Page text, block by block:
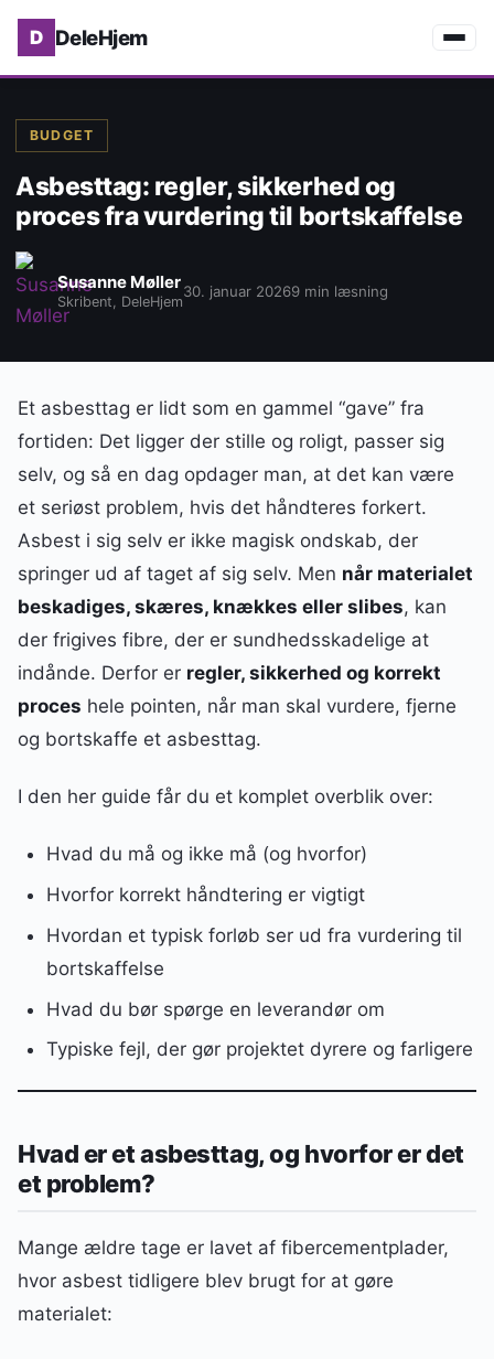
DeleHjem
BUDGET
Asbesttag: regler, sikkerhed og
proces fra vurdering til bortskaffelse
Susanne Møller
Skribent, DeleHjem
30. januar 20269 min læsning
Et asbesttag er lidt som en gammel “gave” fra
fortiden: Det ligger der stille og roligt, passer sig
selv, og så en dag opdager man, at det kan være
et seriøst problem, hvis det håndteres forkert.
Asbest i sig selv er ikke magisk ondskab, der
springer ud af taget af sig selv. Men når materialet
beskadiges, skæres, knækkes eller slibes, kan
der frigives fibre, der er sundhedsskadelige at
indånde. Derfor er regler, sikkerhed og korrekt
proces hele pointen, når man skal vurdere, fjerne
og bortskaffe et asbesttag.
I den her guide får du et komplet overblik over:
Hvad du må og ikke må (og hvorfor)
Hvorfor korrekt håndtering er vigtigt
Hvordan et typisk forløb ser ud fra vurdering til
bortskaffelse
Hvad du bør spørge en leverandør om
Typiske fejl, der gør projektet dyrere og farligere
Hvad er et asbesttag, og hvorfor er det
et problem?
Mange ældre tage er lavet af fibercementplader,
hvor asbest tidligere blev brugt for at gøre
materialet: